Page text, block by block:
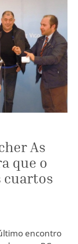
As
que o
cuartos
encontro